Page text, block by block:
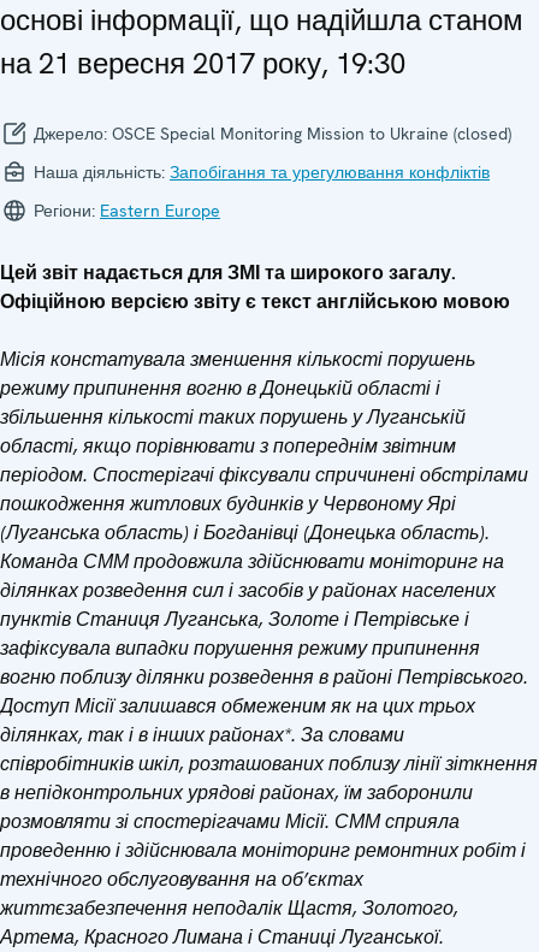
основі інформації, що надійшла станом
на 21 вересня 2017 року, 19:30
Джерело: OSCE Special Monitoring Mission to Ukraine (closed)
Наша діяльність: Запобігання та урегулювання конфліктів
Регіони: Eastern Europe
Цей звіт надається для ЗМІ та широкого загалу.
Офіційною версією звіту є текст англійською мовою
Місія констатувала зменшення кількості порушень
режиму припинення вогню в Донецькій області і
збільшення кількості таких порушень у Луганській
області, якщо порівнювати з попереднім звітним
періодом. Спостерігачі фіксували спричинені обстрілами
пошкодження житлових будинків у Червоному Ярі
(Луганська область) і Богданівці (Донецька область).
Команда СММ продовжила здійснювати моніторинг на
ділянках розведення сил і засобів у районах населених
пунктів Станиця Луганська, Золоте і Петрівське і
зафіксувала випадки порушення режиму припинення
вогню поблизу ділянки розведення в районі Петрівського.
Доступ Місії залишався обмеженим як на цих трьох
ділянках, так і в інших районах*. За словами
співробітників шкіл, розташованих поблизу лінії зіткнення
в непідконтрольних урядові районах, їм заборонили
розмовляти зі спостерігачами Місії. СММ сприяла
проведенню і здійснювала моніторинг ремонтних робіт і
технічного обслуговування на об’єктах
життєзабезпечення неподалік Щастя, Золотого,
Артема, Красного Лимана і Станиці Луганської.